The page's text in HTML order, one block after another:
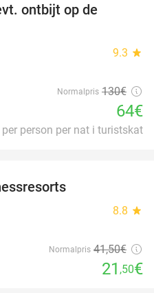
ontbijt op de
9.3 star
Normalpris 130€
64€
per person per nat i turistskat
8.8 star
Normalpris 41,50€
21 ,50€